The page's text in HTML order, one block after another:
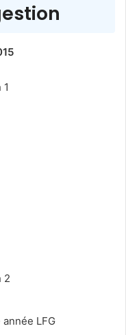
2
année LFG